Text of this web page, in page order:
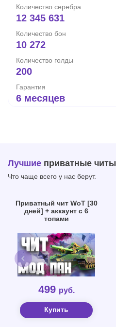
Количество серебра
12 345 631
Количество бон
10 272
Количество голды
200
Гарантия
6 месяцев
Лучшие приватные читы
Что чаще всего у нас берут.
Приватный чит WoT [30
дней] + аккаунт с 6
топами
499 руб.
Купить